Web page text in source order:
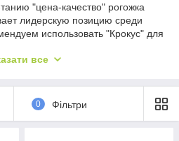
"цена-качество" рогожка
лидерскую позицию среди
использовать "Крокус" для
части, ведь за счет
счастливым обладателем
подумать, ведь коты
о рогожечную ткань. І це
все
0 Фільтри